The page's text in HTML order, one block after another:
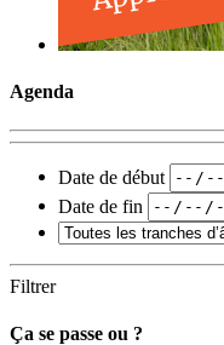
Agenda
Date de début
Date de fin
Filtrer
Ça se passe ou ?